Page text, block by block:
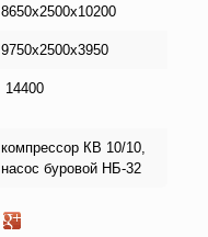
8650х2500х10200
9750х2500х3950
14400
компрессор КВ 10/10,
насос буровой НБ-32